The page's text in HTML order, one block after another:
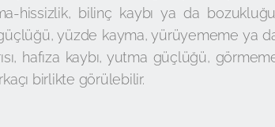
hissizlik, bilinç kaybı ya da
yüzde kayma, yürüyememe ya
hafıza kaybı, yutma güçlüğü,
birlikte görülebilir.